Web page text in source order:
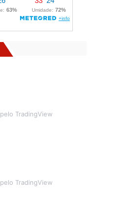
pelo TradingView
pelo TradingView